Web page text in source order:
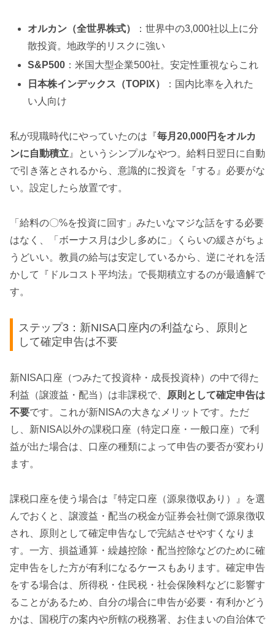
オルカン（全世界株式）
：世界中の3,000社以上に分
散投資。地政学的リスクに強い
S&P500 ：米国大型企業500社。安定性重視ならこれ
日本株インデックス（TOPIX）
：国内比率を入れた
い人向け
私が現職時代にやっていたのは『毎月20,000円をオルカ
ンに自動積立 』というシンプルなやつ。給料日翌日に自動
で引き落とされるから、意識的に投資を『する』必要がな
い。設定したら放置です。
「給料の〇%を投資に回す」みたいなマジな話をする必要
はなく、「ボーナス月は少し多めに」くらいの緩さがちょ
うどいい。教員の給与は安定しているから、逆にそれを活
かして『ドルコスト平均法』で長期積立するのが最適解で
す。
ステップ3：新NISA口座内の利益なら、原則と
して確定申告は不要
新NISA口座（つみたて投資枠・成長投資枠）の中で得た
利益（譲渡益・配当）は非課税で、
原則として確定申告は
不要です。これが新NISAの大きなメリットです。ただ
し、新NISA以外の課税口座（特定口座・一般口座）で利
益が出た場合は、口座の種類によって申告の要否が変わり
ます。
課税口座を使う場合は『特定口座（源泉徴収あり）』を選
んでおくと、譲渡益・配当の税金が証券会社側で源泉徴収
され、原則として確定申告なしで完結させやすくなりま
す。一方、損益通算・繰越控除・配当控除などのために確
定申告をした方が有利になるケースもあります。確定申告
をする場合は、所得税・住民税・社会保険料などに影響す
ることがあるため、自分の場合に申告が必要・有利かどう
かは、国税庁の案内や所轄の税務署、お住まいの自治体で